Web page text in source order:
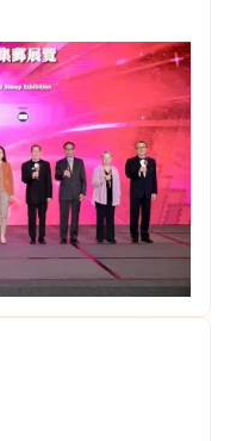
的年度焦點之一。公眾
世界看見澳門作為中西